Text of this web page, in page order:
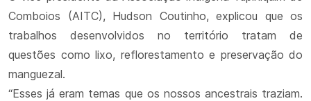
Comboios (AITC), Hudson Coutinho, explicou que os
trabalhos desenvolvidos no território tratam de
questões como lixo, reflorestamento e preservação do
manguezal.
“Esses já eram temas que os nossos ancestrais traziam.